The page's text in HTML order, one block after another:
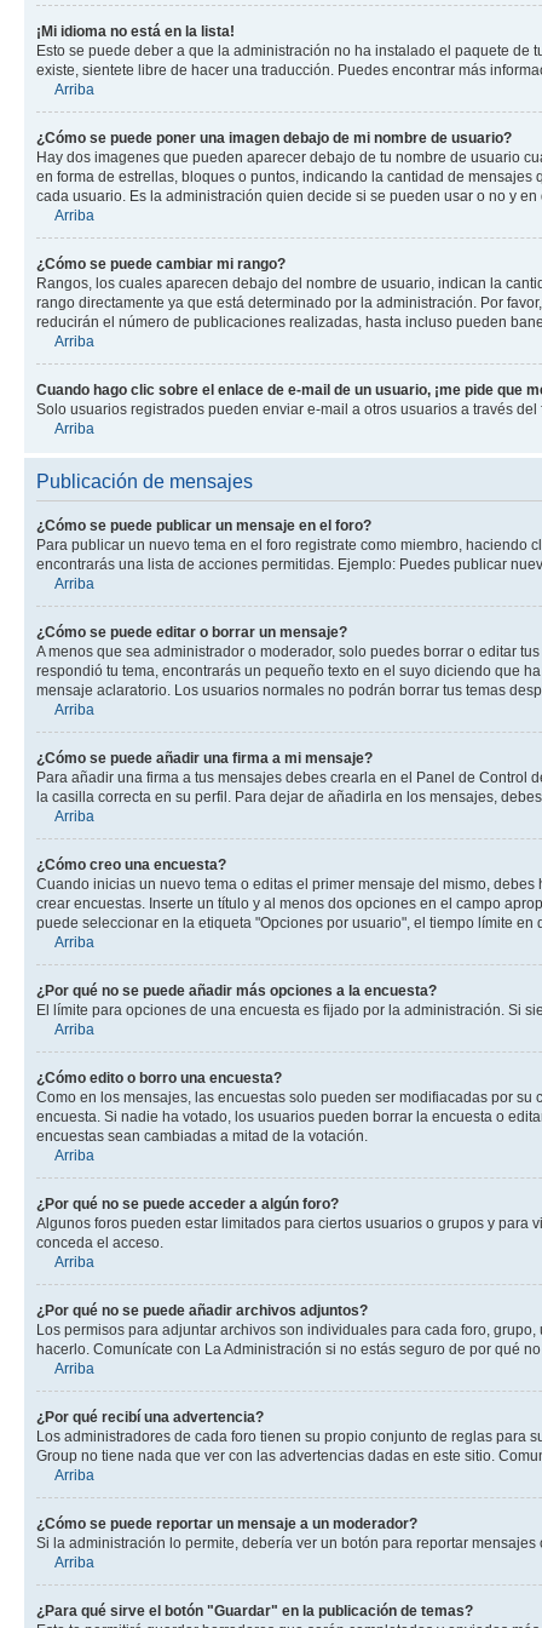
¡Mi idioma no está en la lista!
Esto se puede deber a que la administración no ha instalado el paquete
existe, sientete libre de hacer una traducción. Puedes encontrar más
Arriba
¿Cómo se puede poner una imagen debajo de mi nombre de usuario?
Hay dos imagenes que pueden aparecer debajo de tu nombre de usuario
en forma de estrellas, bloques o puntos, indicando la cantidad de
cada usuario. Es la administración quien decide si se pueden usar o no y
Arriba
¿Cómo se puede cambiar mi rango?
Rangos, los cuales aparecen debajo del nombre de usuario, indican la
rango directamente ya que está determinado por la administración. Por
reducirán el número de publicaciones realizadas, hasta incluso pueden
Arriba
Cuando hago clic sobre el enlace de e-mail de un usuario, ¡me pide que
Solo usuarios registrados pueden enviar e-mail a otros usuarios a través
Arriba
Publicación de mensajes
¿Cómo se puede publicar un mensaje en el foro?
Para publicar un nuevo tema en el foro registrate como miembro,
encontrarás una lista de acciones permitidas. Ejemplo: Puedes publicar
Arriba
¿Cómo se puede editar o borrar un mensaje?
A menos que sea administrador o moderador, solo puedes borrar o editar
respondió tu tema, encontrarás un pequeño texto en el suyo diciendo que
mensaje aclaratorio. Los usuarios normales no podrán borrar tus temas
Arriba
¿Cómo se puede añadir una firma a mi mensaje?
Para añadir una firma a tus mensajes debes crearla en el Panel de Control
la casilla correcta en su perfil. Para dejar de añadirla en los mensajes,
Arriba
¿Cómo creo una encuesta?
Cuando inicias un nuevo tema o editas el primer mensaje del mismo,
crear encuestas. Inserte un título y al menos dos opciones en el campo
puede seleccionar en la etiqueta "Opciones por usuario", el tiempo límite
Arriba
¿Por qué no se puede añadir más opciones a la encuesta?
El límite para opciones de una encuesta es fijado por la administración. Si
Arriba
¿Cómo edito o borro una encuesta?
Como en los mensajes, las encuestas solo pueden ser modifiacadas por
encuesta. Si nadie ha votado, los usuarios pueden borrar la encuesta o
encuestas sean cambiadas a mitad de la votación.
Arriba
¿Por qué no se puede acceder a algún foro?
Algunos foros pueden estar limitados para ciertos usuarios o grupos y
conceda el acceso.
Arriba
¿Por qué no se puede añadir archivos adjuntos?
Los permisos para adjuntar archivos son individuales para cada foro,
hacerlo. Comunícate con La Administración si no estás seguro de por qué
Arriba
¿Por qué recibí una advertencia?
Los administradores de cada foro tienen su propio conjunto de reglas para
Group no tiene nada que ver con las advertencias dadas en este sitio.
Arriba
¿Cómo se puede reportar un mensaje a un moderador?
Si la administración lo permite, debería ver un botón para reportar
Arriba
¿Para qué sirve el botón "Guardar" en la publicación de temas?